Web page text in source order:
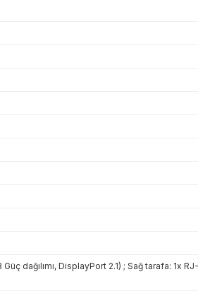
dağılımı, DisplayPort 2.1) ; Sağ tarafa: 1x